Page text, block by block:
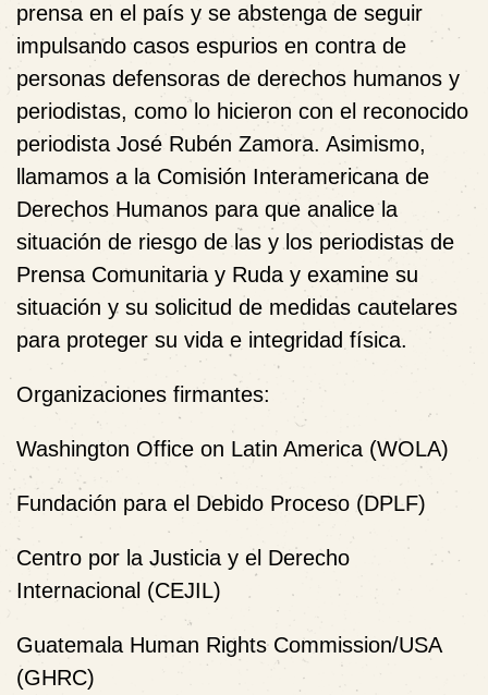
prensa en el país y se abstenga de seguir
impulsando casos espurios en contra de
personas defensoras de derechos humanos y
periodistas, como lo hicieron con el reconocido
periodista José Rubén Zamora. Asimismo,
llamamos a la Comisión Interamericana de
Derechos Humanos para que analice la
situación de riesgo de las y los periodistas de
Prensa Comunitaria y Ruda y examine su
situación y su solicitud de medidas cautelares
para proteger su vida e integridad física.
Organizaciones firmantes:
Washington Office on Latin America (WOLA)
Fundación para el Debido Proceso (DPLF)
Centro por la Justicia y el Derecho
Internacional (CEJIL)
Guatemala Human Rights Commission/USA
(GHRC)